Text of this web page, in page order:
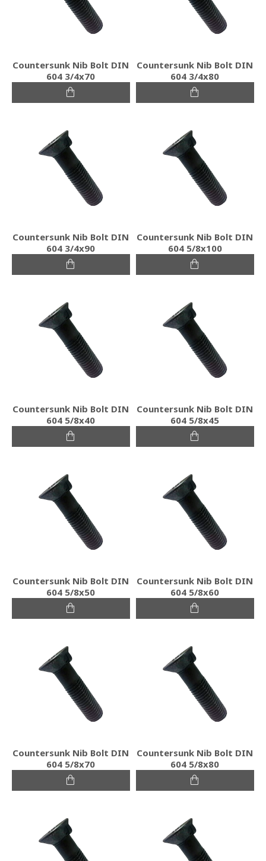
Countersunk Nib Bolt DIN
604 3/4x70
Countersunk Nib Bolt DIN
604 3/4x80
Countersunk Nib Bolt DIN
604 3/4x90
Countersunk Nib Bolt DIN
604 5/8x100
Countersunk Nib Bolt DIN
604 5/8x40
Countersunk Nib Bolt DIN
604 5/8x45
Countersunk Nib Bolt DIN
604 5/8x50
Countersunk Nib Bolt DIN
604 5/8x60
Countersunk Nib Bolt DIN
604 5/8x70
Countersunk Nib Bolt DIN
604 5/8x80